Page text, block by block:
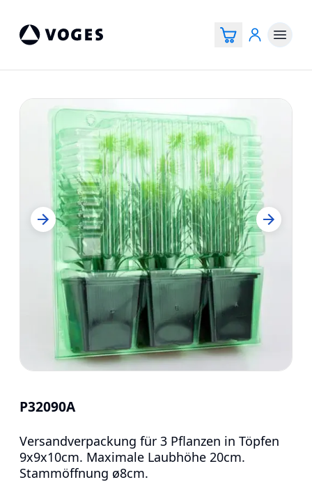
P32090A
Versandverpackung für 3 Pflanzen in Töpfen
9x9x10cm. Maximale Laubhöhe 20cm.
Stammöffnung ø8cm.